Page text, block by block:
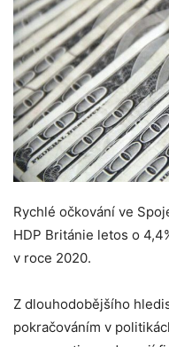
Rychlé očkování ve
HDP Británie letos o
v roce 2020.
Z dlouhodobějšího
pokračováním v